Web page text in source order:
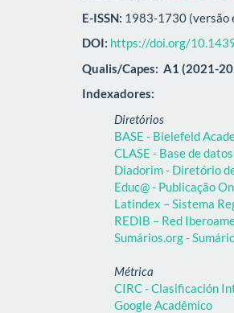
E-ISSN: 1983-1730 (versão
DOI: https://doi.org/
Qualis/Capes: A1 (2021-
Indexadores:
Diretórios
BASE - Bielefeld
CLASE - Base de
Diadorim - Diretório
Educ@ - Publicação
Latindex – Sistema
REDIB – Red
Sumários.org -
Métrica
CIRC - Clasificación
Google Acadêmico